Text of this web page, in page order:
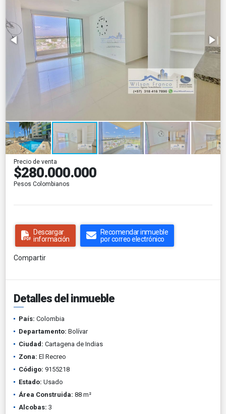
Precio de venta
$280.000.000
Pesos Colombianos
Descargar
información
Recomendar inmueble
por correo electrónico
Compartir
Detalles del inmueble
País: Colombia
Departamento: Bolívar
Ciudad: Cartagena de Indias
Zona: El Recreo
Código: 9155218
Estado: Usado
Área Construida: 88 m²
Alcobas: 3